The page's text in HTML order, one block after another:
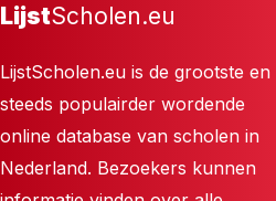
LijstScholen.eu
LijstScholen.eu is de grootste en
steeds populairder wordende
online database van scholen in
Nederland. Bezoekers kunnen